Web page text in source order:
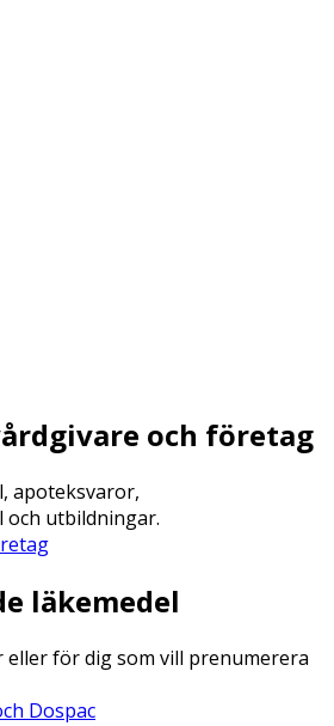
och företag
apoteksvaror,
utbildningar.
läkemedel
eller för dig som vill prenumerera
Dospac